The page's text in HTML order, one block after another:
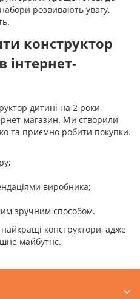
розвивають увагу,
конструктор
інтернет-
дитині на 2 роки,
магазин. Ми створили
та приємно робити покупки.
виробника;
зручним способом.
конструктори, адже
майбутнє.